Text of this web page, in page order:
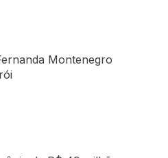
Montenegro